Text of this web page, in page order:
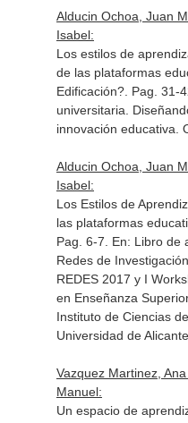
Alducin Ochoa, Juan
Isabel:
Los estilos de
de las plataformas
Edificación?. Pag. 31-
universitaria.
innovación educativa .
Alducin Ochoa, Juan
Isabel:
Los Estilos de
las plataformas
Pag. 6-7. En: Libro de
Redes de
REDES 2017 y I
en Enseñanza
Instituto de Ciencias
Universidad de
Vazquez Martinez,
Manuel:
Un espacio de